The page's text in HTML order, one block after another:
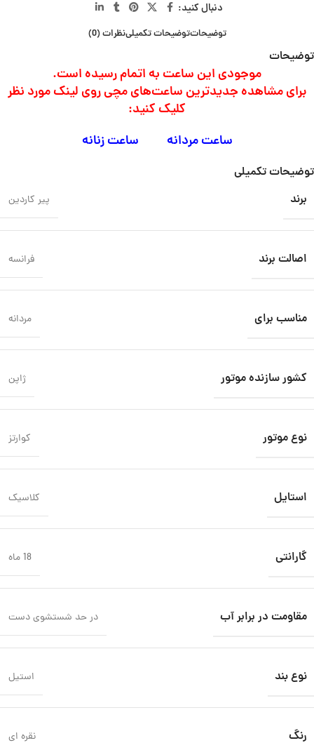
دنبال کنید:
توضیحاتتوضیحات تکمیلینظرات (0)
توضیحات
موجودی این ساعت به اتمام رسیده است.
برای مشاهده جدیدترین ساعت‌های مچی روی لینک مورد نظر
کلیک کنید:
ساعت‌ مردانه
ساعت‌ زنانه
توضیحات تکمیلی
برند
پیر کاردین
اصالت برند فرانسه
مناسب برای مردانه
کشور سازنده موتور ژاپن
نوع موتور کوارتز
استایل کلاسیک
گارانتی 18 ماه
مقاومت در برابر آب در حد شستشوی دست
نوع بند استیل
رنگ نقره ای